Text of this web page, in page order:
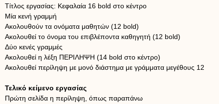
Τίτλος εργασίας: Κεφαλαία 16 bold στο κέντρο
Μία κενή γραμμή
Ακολουθούν τα ονόματα μαθητών (12 bold)
Ακολουθεί το όνομα του επιβλέποντα καθηγητή (12 bold)
Δύο κενές γραμμές
Ακολουθεί η λέξη ΠΕΡΙΛΗΨΗ (14 bold στο κέντρο)
Ακολουθεί περίληψη με μονό διάστημα με γράμματα μεγέθους 12
Τελικό κείμενο εργασίας
Πρώτη σελίδα η περίληψη, όπως παραπάνω